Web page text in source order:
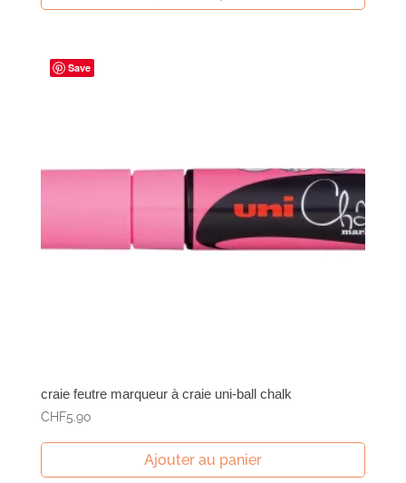
Save
craie feutre marqueur à craie uni-ball chalk
CHF5.90
Ajouter au panier